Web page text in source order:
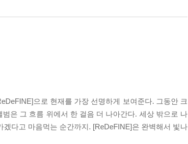
으로 현재를 가장 선명하게 보여준다. 그동안 크
은 그 흐름 위에서 한 걸음 더 나아간다. 세상 밖으로 나
다고 마음먹는 순간까지. [ReDeFINE]은 완벽해서 빛나